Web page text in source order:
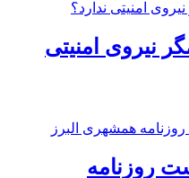
نیروی امنیتی
روزنامه‌